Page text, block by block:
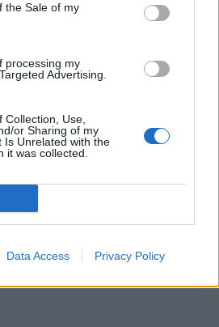
the Sale of my
processing my
Advertising.
Use,
or Sharing of my
Is Unrelated with the
it was collected.
Data Access Privacy Policy